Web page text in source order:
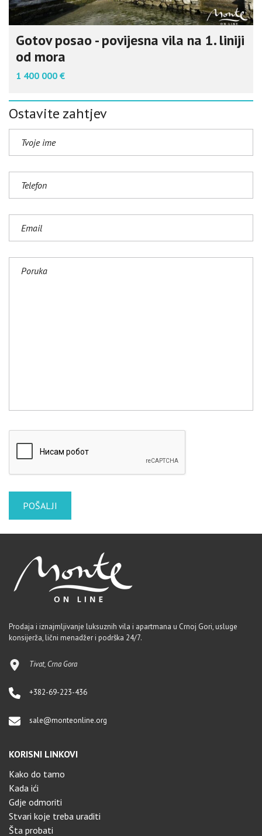
Gotov posao - povijesna vila na 1. liniji
od mora
1 400 000 €
Ostavite zahtjev
Prodaja i iznajmljivanje luksuznih vila i apartmana u Crnoj Gori, usluge
konsijerža, lični menadžer i podrška 24/7.
Tivat, Crna Gora
+382-69-223-436
sale@monteonline.org
KORISNI LINKOVI
Kako do tamo
Kada ići
Gdje odmoriti
Stvari koje treba uraditi
Šta probati